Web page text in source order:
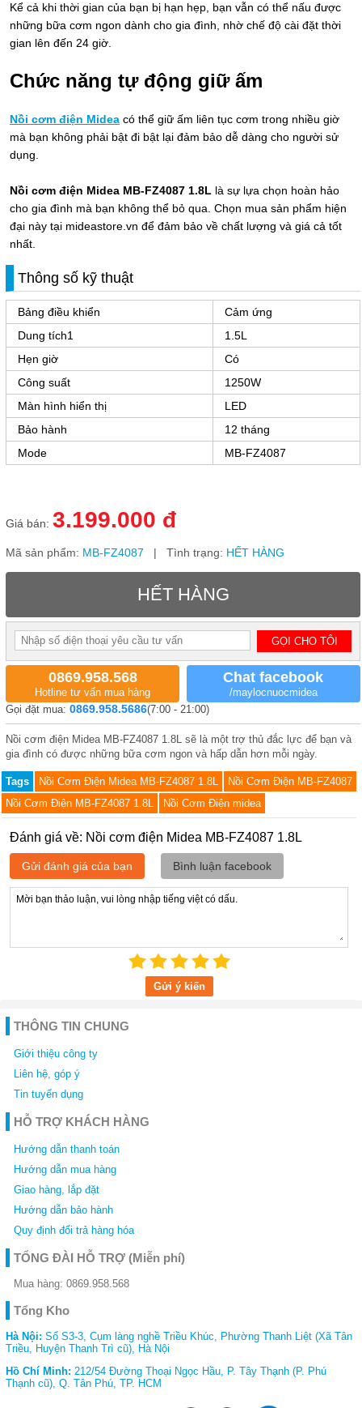
Kể cả khi thời gian của bạn bị hạn hẹp, bạn vẫn có thể nấu được
những bữa cơm ngon dành cho gia đình, nhờ chế độ cài đặt thời
gian lên đến 24 giờ.
Chức năng tự động giữ ấm
Nồi cơm điện Midea có thể giữ ấm liên tục cơm trong nhiều giờ
mà bạn không phải bật đi bật lại đảm bảo dễ dàng cho người sử
dụng.
Nồi cơm điện Midea MB-FZ4087 1.8L là sự lựa chọn hoàn hảo
cho gia đình mà bạn không thể bỏ qua. Chọn mua sản phẩm hiện
đại này tại mideastore.vn để đảm bảo về chất lượng và giá cả tốt
nhất.
Thông số kỹ thuật
Bảng điều khiển
Cảm ứng
Dung tích1
1.5L
Hẹn giờ
Có
Công suất
1250W
Màn hình hiển thị
LED
Bảo hành
12 tháng
Mode
MB-FZ4087
Giá bán: 3.199.000 đ
Mã sản phẩm: MB-FZ4087 | Tình trạng: HẾT HÀNG
HẾT HÀNG
0869.958.568
Hotline tư vấn mua hàng
Chat facebook
/maylocnuocmidea
Gọi đặt mua: 0869.958.5686(7:00 - 21:00)
Nồi cơm điện Midea MB-FZ4087 1.8L sẽ là một trợ thủ đắc lực để bạn và
gia đình có được những bữa cơm ngon và hấp dẫn hơn mỗi ngày.
Tags Nồi Cơm Điện Midea MB-FZ4087 1.8L
Nồi Cơm Điện MB-FZ4087
Nồi Cơm Điện MB-FZ4087 1.8L
Nồi Cơm Điện midea
Đánh giá về: Nồi cơm điện Midea MB-FZ4087 1.8L
Gửi đánh giá của bạn Bình luận facebook
Gửi ý kiến
THÔNG TIN CHUNG
Giới thiệu công ty
Liên hệ, góp ý
Tin tuyển dụng
HỖ TRỢ KHÁCH HÀNG
Hướng dẫn thanh toán
Hướng dẫn mua hàng
Giao hàng, lắp đặt
Hướng dẫn bảo hành
Quy định đổi trả hàng hóa
TỔNG ĐÀI HỖ TRỢ (Miễn phí)
Mua hàng: 0869.958.568
Tổng Kho
Hà Nội: Số S3-3, Cụm làng nghề Triều Khúc, Phường Thanh Liệt (Xã Tân
Triều, Huyện Thanh Trì cũ), Hà Nội
Hồ Chí Minh: 212/54 Đường Thoại Ngọc Hầu, P. Tây Thạnh (P. Phú
Thạnh cũ), Q. Tân Phú, TP. HCM